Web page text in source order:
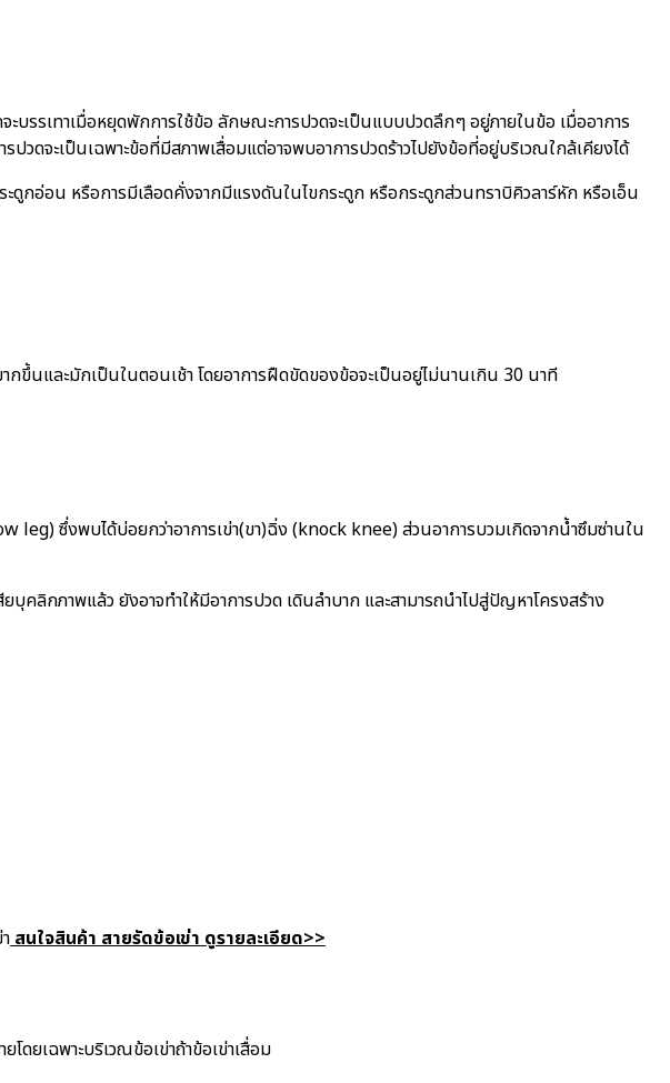
ะบรรเทาเมื่อหยุดพักการใช้ข้อ ลักษณะการปวดจะเป็นแบบปวดลึกๆ อยู่ภายในข้อ เมื่ออาการ
วดจะเป็นเฉพาะข้อที่มีสภาพเสื่อมแต่อาจพบอาการปวดร้าวไปยังข้อที่อยู่บริเวณใกล้เคียงได้
กอ่อน หรือการมีเลือดคั่งจากมีแรงดันในไขกระดูก หรือกระดูกส่วนทราบิคิวลาร์หัก หรือเอ็น
กขึ้นและมักเป็นในตอนเช้า โดยอาการฝืดขัดของข้อจะเป็นอยู่ไม่นานเกิน 30 นาที
ซึ่งพบได้บ่อยกว่าอาการเข่า(ขา)ฉิ่ง (knock knee) ส่วนอาการบวมเกิดจากน้ำซึมซ่านใน
ลิกภาพแล้ว ยังอาจทำให้มีอาการปวด เดินลำบาก และสามารถนำไปสู่ปัญหาโครงสร้าง
สนใจสินค้า สายรัดข้อเข่า ดูรายละเอียด>>
ดยเฉพาะบริเวณข้อเข่าถ้าข้อเข่าเสื่อม